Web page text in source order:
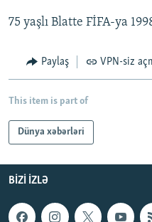
BIZIMLƏ ƏLAQƏ
75 yaşlı Blatte FİFA-ya
Paylaş VPN-siz
This item is part of
Dünya xəbərləri
BIZI IZLƏ